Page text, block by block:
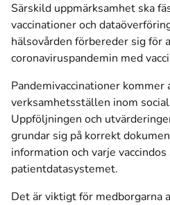
Särskild uppmärksamhet ska
vaccinationer och
hälsovården förbereder sig för
coronaviruspandemin med
Pandemivaccinationer
verksamhetsställen inom
Uppföljningen och
grundar sig på korrekt
information och varje
patientdatasystemet.
Det är viktigt för medborgarna